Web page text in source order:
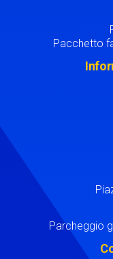
Pacchetto
Parcheggio